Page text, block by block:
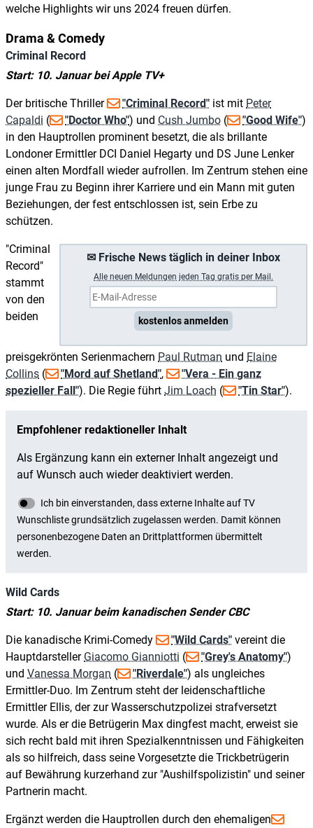
welche Highlights wir uns 2024 freuen dürfen.
Drama & Comedy
Criminal Record
Start: 10. Januar bei Apple TV+
Der britische Thriller "Criminal Record" ist mit Peter
Capaldi ( "Doctor Who") und Cush Jumbo ( "Good Wife")
in den Hauptrollen prominent besetzt, die als brillante
Londoner Ermittler DCI Daniel Hegarty und DS June Lenker
einen alten Mordfall wieder aufrollen. Im Zentrum stehen eine
junge Frau zu Beginn ihrer Karriere und ein Mann mit guten
Beziehungen, der fest entschlossen ist, sein Erbe zu
schützen.
✉ Frische News täglich in deiner Inbox
Alle neuen Meldungen jeden Tag gratis per Mail.
kostenlos anmelden
"Criminal
Record"
stammt
von den
beiden
preisgekrönten Serienmachern Paul Rutman und Elaine
Collins ( "Mord auf Shetland",
"Vera - Ein ganz
spezieller Fall"). Die Regie führt Jim Loach ( "Tin Star").
Wild Cards
Start: 10. Januar beim kanadischen Sender CBC
Die kanadische Krimi-Comedy "Wild Cards" vereint die
Hauptdarsteller Giacomo Gianniotti ( "Grey's Anatomy")
und Vanessa Morgan ( "Riverdale") als ungleiches
Ermittler-Duo. Im Zentrum steht der leidenschaftliche
Ermittler Ellis, der zur Wasserschutzpolizei strafversetzt
wurde. Als er die Betrügerin Max dingfest macht, erweist sie
sich recht bald mit ihren Spezialkenntnissen und Fähigkeiten
als so hilfreich, dass seine Vorgesetzte die Trickbetrügerin
auf Bewährung kurzerhand zur "Aushilfspolizistin" und seiner
Partnerin macht.
Ergänzt werden die Hauptrollen durch den ehemaligen